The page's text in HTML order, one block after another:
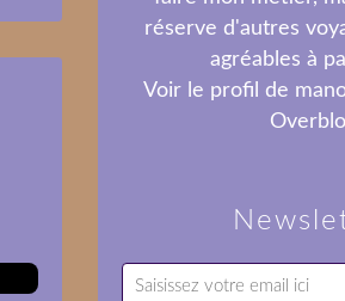
réserve d'autres
agréables à
Voir le profil de